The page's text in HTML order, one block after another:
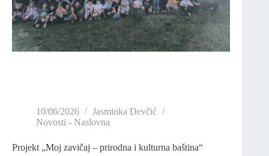
10/06/2026
Jasminka Devčić
Novosti - Naslovna
Projekt „Moj zavičaj – prirodna i kulturna baština“